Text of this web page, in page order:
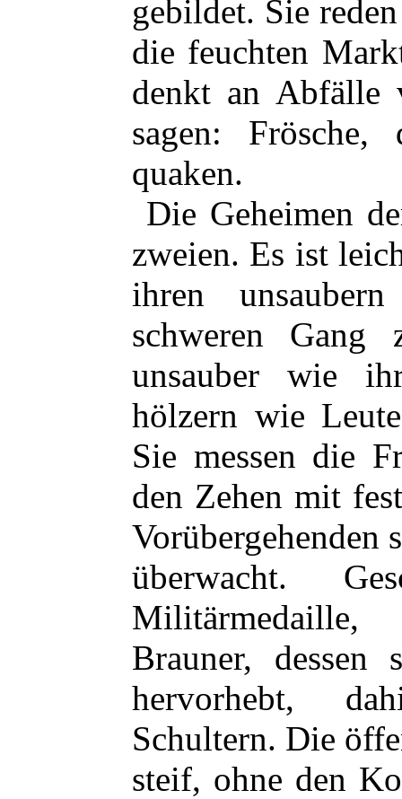
gebildet. Sie
die feuchten
denkt an Abfälle
sagen:
quaken.
Die Geheimen
zweien. Es ist
ihren
schweren Gang
unsauber wie
hölzern wie
Sie messen die
den Zehen mit
Vorübergehenden
überwacht.
Brauner,
hervorhebt,
Schultern. Die
steif, ohne den